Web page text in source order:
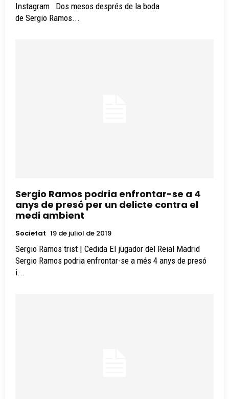
Instagram Dos mesos després de la boda
de Sergio Ramos...
Sergio Ramos podria enfrontar-se a 4
anys de presó per un delicte contra el
medi ambient
Societat 19 de juliol de 2019
Sergio Ramos trist | Cedida El jugador del Reial Madrid
Sergio Ramos podria enfrontar-se a més 4 anys de presó
i...